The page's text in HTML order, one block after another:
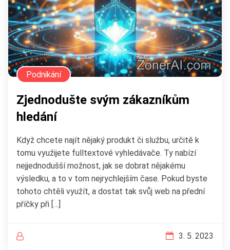
Podnikání
Zjednodušte svým zákazníkům
hledání
Když chcete najít nějaký produkt či službu, určitě k
tomu využijete fulltextové vyhledávače. Ty nabízí
nejjednodušší možnost, jak se dobrat nějakému
výsledku, a to v tom nejrychlejším čase. Pokud byste
tohoto chtěli využít, a dostat tak svůj web na přední
příčky při […]
3. 5. 2023